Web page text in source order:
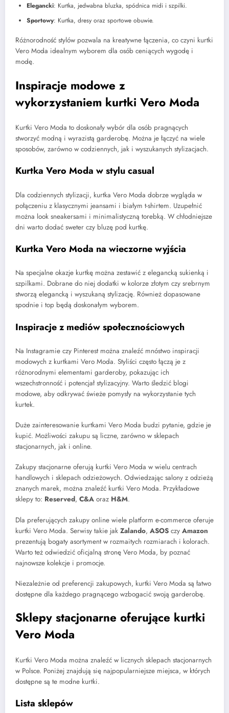
Elegancki: Kurtka, jedwabna bluzka, spódnica midi i szpilki.
Sportowy: Kurtka, dresy oraz sportowe obuwie.
Różnorodność stylów pozwala na kreatywne łączenia, co czyni kurtki
Vero Moda idealnym wyborem dla osób ceniących wygodę i
modę.
Inspiracje modowe z
wykorzystaniem kurtki Vero Moda
Kurtki Vero Moda to doskonały wybór dla osób pragnących
stworzyć modną i wyrazistą garderobę. Można je łączyć na wiele
sposobów, zarówno w codziennych, jak i wyszukanych stylizacjach.
Kurtka Vero Moda w stylu casual
Dla codziennych stylizacji, kurtka Vero Moda dobrze wygląda w
połączeniu z klasycznymi jeansami i białym t-shirtem. Uzupełnić
można look sneakersami i minimalistyczną torebką. W chłodniejsze
dni warto dodać sweter czy bluzę pod kurtkę.
Kurtka Vero Moda na wieczorne wyjścia
Na specjalne okazje kurtkę można zestawić z elegancką sukienką i
szpilkami. Dobrane do niej dodatki w kolorze złotym czy srebrnym
stworzą elegancką i wyszukaną stylizację. Również dopasowane
spodnie i top będą doskonałym wyborem.
Inspiracje z mediów społecznościowych
Na Instagramie czy Pinterest można znaleźć mnóstwo inspiracji
modowych z kurtkami Vero Moda. Styliści często łączą je z
różnorodnymi elementami garderoby, pokazując ich
wszechstronność i potencjał stylizacyjny. Warto śledzić blogi
modowe, aby odkrywać świeże pomysły na wykorzystanie tych
kurtek.
Duże zainteresowanie kurtkami Vero Moda budzi pytanie, gdzie je
kupić. Możliwości zakupu są liczne, zarówno w sklepach
stacjonarnych, jak i online.
Zakupy stacjonarne oferują kurtki Vero Moda w wielu centrach
handlowych i sklepach odzieżowych. Odwiedzając salony z odzieżą
znanych marek, można znaleźć kurtki Vero Moda. Przykładowe
sklepy to: Reserved, C&A oraz H&M.
Dla preferujących zakupy online wiele platform e-commerce oferuje
kurtki Vero Moda. Serwisy takie jak Zalando, ASOS czy Amazon
prezentują bogaty asortyment w rozmaitych rozmiarach i kolorach.
Warto też odwiedzić oficjalną stronę Vero Moda, by poznać
najnowsze kolekcje i promocje.
Niezależnie od preferencji zakupowych, kurtki Vero Moda są łatwo
dostępne dla każdego pragnącego wzbogacić swoją garderobę.
Sklepy stacjonarne oferujące kurtki
Vero Moda
Kurtki Vero Moda można znaleźć w licznych sklepach stacjonarnych
w Polsce. Poniżej znajdują się najpopularniejsze miejsca, w których
dostępne są te modne kurtki.
Lista sklepów